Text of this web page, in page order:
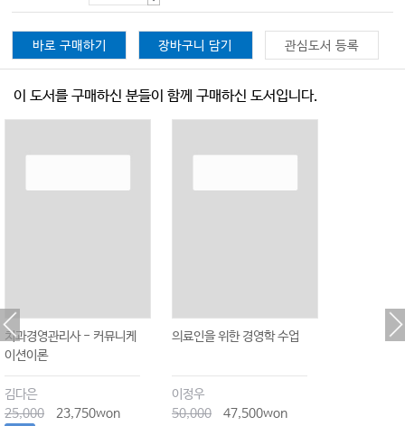
바로 구매하기 장바구니 담기 관심도서 등록
이 도서를 구매하신 분들이 함께 구매하신 도서입니다.
치과경영관리사 - 커뮤니케
이션이론
김다은
25,000
23,750won
의료인을 위한 경영학 수업
이정우
50,000
47,500won